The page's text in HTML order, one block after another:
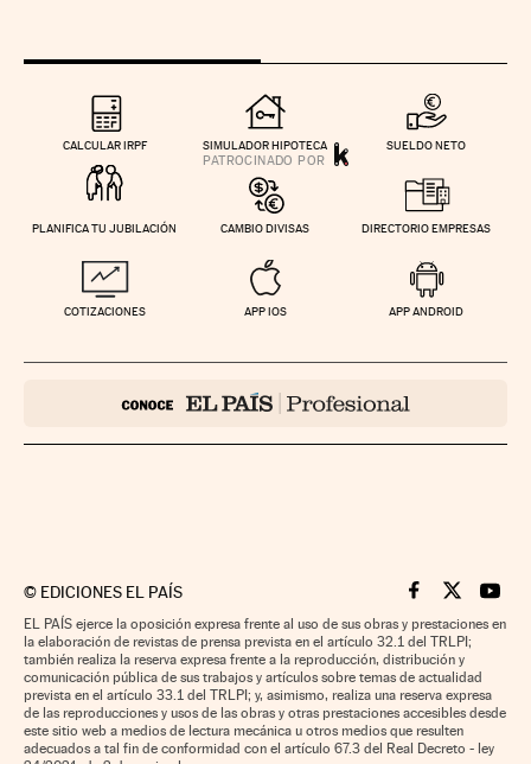
CALCULAR IRPF SIMULADOR HIPOTECA SUELDO NETO
PLANIFICA TU JUBILACIÓN CAMBIO DIVISAS DIRECTORIO EMPRESAS
COTIZACIONES APP IOS APP ANDROID
© EDICIONES EL PAÍS Cinco Días en
Cinco Días
Cinco
EL PAÍS ejerce la oposición expresa frente al uso de sus obras y prestaciones en
la elaboración de revistas de prensa prevista en el artículo 32.1 del TRLPI;
también realiza la reserva expresa frente a la reproducción, distribución y
comunicación pública de sus trabajos y artículos sobre temas de actualidad
prevista en el artículo 33.1 del TRLPI; y, asimismo, realiza una reserva expresa
de las reproducciones y usos de las obras y otras prestaciones accesibles desde
este sitio web a medios de lectura mecánica u otros medios que resulten
adecuados a tal fin de conformidad con el artículo 67.3 del Real Decreto - ley